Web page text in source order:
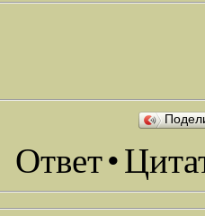
Ответ•